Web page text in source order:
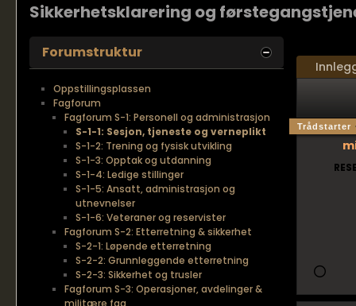
Sikkerhetsklarering og
Trådstarter
Forumstruktur
Oppstillingsplassen
Fagforum
Fagforum S-1: Personell og administrasjon
S-1-1: Sesjon, tjeneste og verneplikt
S-1-2: Trening og fysisk utvikling
S-1-3: Opptak og utdanning
S-1-4: Ledige stillinger
S-1-5: Ansatt, administrasjon og
utnevnelser
S-1-6: Veteraner og reservister
Fagforum S-2: Etterretning & sikkerhet
S-2-1: Løpende etterretning
S-2-2: Grunnleggende etterretning
S-2-3: Sikkerhet og trusler
Fagforum S-3: Operasjoner, avdelinger &
militære fag